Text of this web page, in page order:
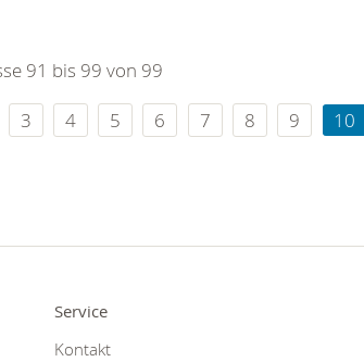
91 bis 99 von 99
3 4 5 6 7 8 9 10
Service
Kontakt